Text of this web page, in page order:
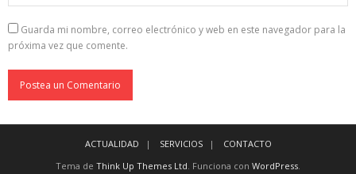
Guarda mi nombre, correo electrónico y web en este navegador para la
próxima vez que comente.
ACTUALIDAD SERVICIOS
CONTACTO
Tema de Think Up Themes Ltd . Funciona con WordPress